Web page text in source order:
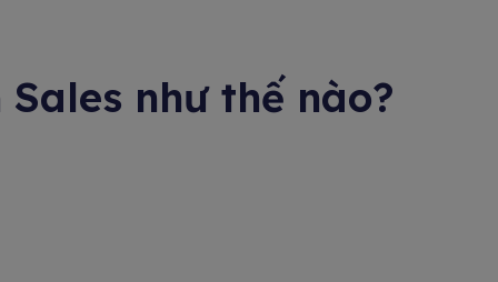
như thế nào?